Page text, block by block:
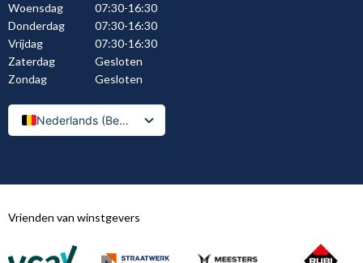
Woensdag
07:30-16:30
Donderdag
07:30-16:30
Vrijdag
07:30-16:30
Zaterdag
Gesloten
Zondag
Gesloten
Nederlands (België)
Vrienden van winstgevers